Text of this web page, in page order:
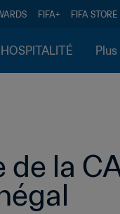
FIFA+ FIFA STORE
Plus
de la